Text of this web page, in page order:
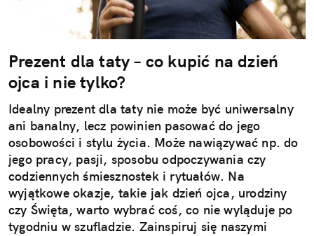
Prezent dla taty – co kupić na dzień
ojca i nie tylko?
Idealny prezent dla taty nie może być uniwersalny
ani banalny, lecz powinien pasować do jego
osobowości i stylu życia. Może nawiązywać np. do
jego pracy, pasji, sposobu odpoczywania czy
codziennych śmiesznostek i rytuałów. Na
wyjątkowe okazje, takie jak dzień ojca, urodziny
czy Święta, warto wybrać coś, co nie wyląduje po
tygodniu w szufladzie. Zainspiruj się naszymi